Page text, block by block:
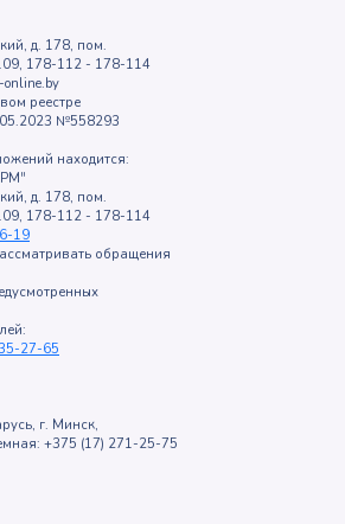
д. 178, пом.
178-112 - 178-114
реестре
№558293
находится:
д. 178, пом.
178-112 - 178-114
19
обращения
27-65
г. Минск,
+375 (17) 271-25-75